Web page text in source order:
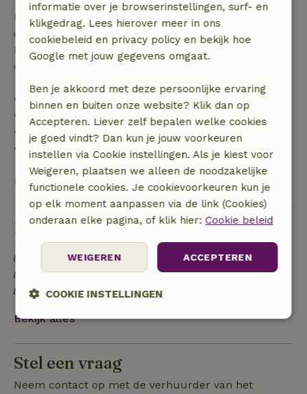
Bij annulering binnen gestelde periode heb je recht
op volledige terugbetaling van het boekingsbedrag.
Daarna krijg je een deel van de reissom en 100% van
de borg terugbetaald:
• tot 42 dagen voor aankomst: 70% terugbetaald
• 42–28 dagen voor aankomst: 40% terugbetaald
• 28 dagen tot de aankomstdag: 10% terugbetaald
• op de aankomstdag of later: geen terugbetaling
Bekijk alles
Duurzaamheid
Energie label: A
Gebouwd met natuurlijke bouwmaterialen
Voedselverspilling is geminimaliseerd
Bekijk alles
Stel een vraag
Neem contact op met de verhuurder van het
informatie over je browserinstellingen, surf- en
klikgedrag. Lees hierover meer in ons
cookiebeleid en privacy policy en bekijk hoe
Google met jouw gegevens omgaat.
Ben je akkoord met deze persoonlijke ervaring
binnen en buiten onze website? Klik dan op
Accepteren. Liever zelf bepalen welke cookies
je goed vindt? Dan kun je jouw voorkeuren
instellen via Cookie instellingen. Als je kiest voor
Weigeren, plaatsen we alleen de noodzakelijke
functionele cookies. Je cookievoorkeuren kun je
op elk moment aanpassen via de link (Cookies)
onderaan elke pagina, of klik hier: Cookie beleid
ACCEPTEREN
WEIGEREN
COOKIE INSTELLINGEN
Strikt
Prestatie Targeting
Functioneel Niet-geclassificeerd